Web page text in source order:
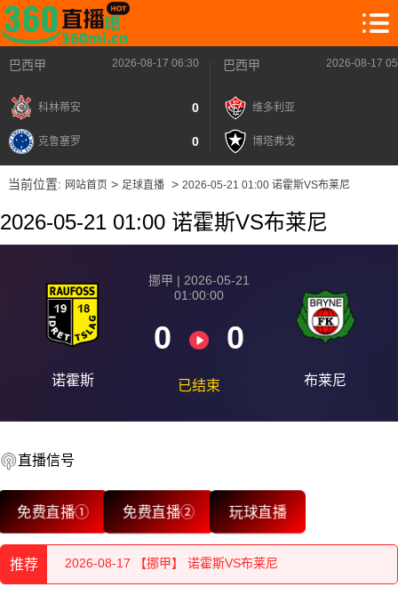
巴西甲 2026-08-17 06:30
科林蒂安 0
克鲁塞罗 0
巴西甲 2026-08-17
维多利亚
博塔弗戈
当前位置: 网站首页> 足球直播> 2026-05-21 01:00 诺霍斯VS布莱尼
2026-05-21 01:00 诺霍斯VS布莱尼
诺霍斯
挪甲 | 2026-05-21
01:00:00
0 0
已结束 布莱尼
直播信号
免费直播① 免费直播② 玩球直播
推荐
2026-08-17 【挪甲】 诺霍斯VS布莱尼
2026-08-17 【挪甲】 诺霍斯VS布莱尼
2026-08-17 【挪甲】 诺霍斯VS布莱尼